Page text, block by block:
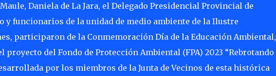
Daniela de La Jara, el Delegado Presidencial Provincial de
y funcionarios de la unidad de medio ambiente de la Ilustre
participaron de la Conmemoración Día de la Educación Ambiental,
del Fondo de Protección Ambiental (FPA) 2023 “Rebrotando
por los miembros de la Junta de Vecinos de esta histórica